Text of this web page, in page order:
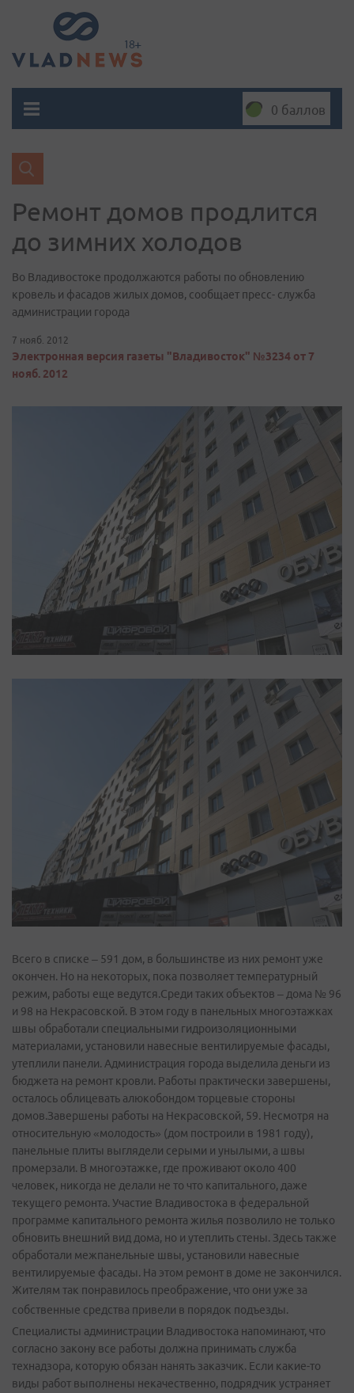
0 баллов
Ремонт домов продлится
до зимних холодов
Во Владивостоке продолжаются работы по обновлению
кровель и фасадов жилых домов, сообщает пресс- служба
администрации города
7 нояб. 2012
Электронная версия газеты "Владивосток" №3234 от 7
нояб. 2012
Всего в списке – 591 дом, в большинстве из них ремонт уже
окончен. Но на некоторых, пока позволяет температурный
режим, работы еще ведутся.Среди таких объектов – дома № 96
и 98 на Некрасовской. В этом году в панельных многоэтажках
швы обработали специальными гидро­изоляционными
материалами, установили навесные вентилируемые фасады,
утеплили панели. Администрация города выделила деньги из
бюджета на ремонт кровли. Работы практически завершены,
осталось облицевать алюкобондом торцевые стороны
домов.Завершены работы на Некрасовской, 59. Несмотря на
относительную «молодость» (дом построили в 1981 году),
панельные плиты выглядели серыми и унылыми, а швы
промерзали. В многоэтажке, где проживают около 400
человек, никогда не делали не то что капитального, даже
текущего ремонта. Участие Владивостока в федеральной
программе капитального ремонта жилья позволило не только
обновить внешний вид дома, но и утеплить стены. Здесь также
обработали межпанельные швы, установили навесные
вентилируемые фасады. На этом ремонт в доме не закончился.
Жителям так понравилось преображение, что они уже за
собственные средства привели в порядок подъезды.
Специалисты администрации Владивостока напоминают, что
согласно закону все работы должна принимать служба
технадзора, которую обязан нанять заказчик. Если какие­-то
виды работ выполнены некачественно, подрядчик устраняет